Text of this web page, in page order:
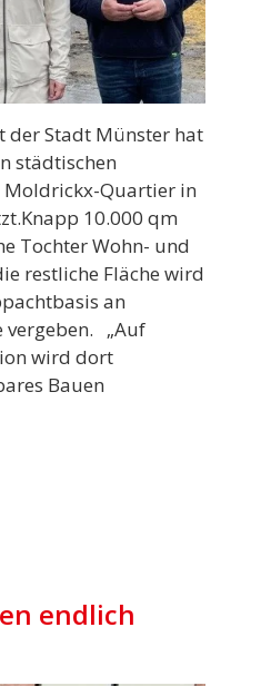
der Stadt Münster hat
städtischen
Quartier in
10.000 qm
Tochter Wohn- und
restliche Fläche wird
an
vergeben. „Auf
wird dort
Bauen
endlich